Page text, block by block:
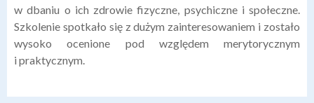
w dbaniu o ich zdrowie fizyczne, psychiczne i społeczne.
Szkolenie spotkało się z dużym zainteresowaniem i zostało
wysoko ocenione pod względem merytorycznym
i praktycznym.